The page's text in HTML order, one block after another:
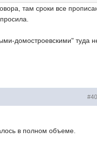
там сроки все
домостроевскими" туда
в полном объеме.